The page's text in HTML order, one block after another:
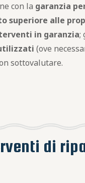
con la garanzia
superiore alle
in garanzia;
(ove
sottovalutare.
di